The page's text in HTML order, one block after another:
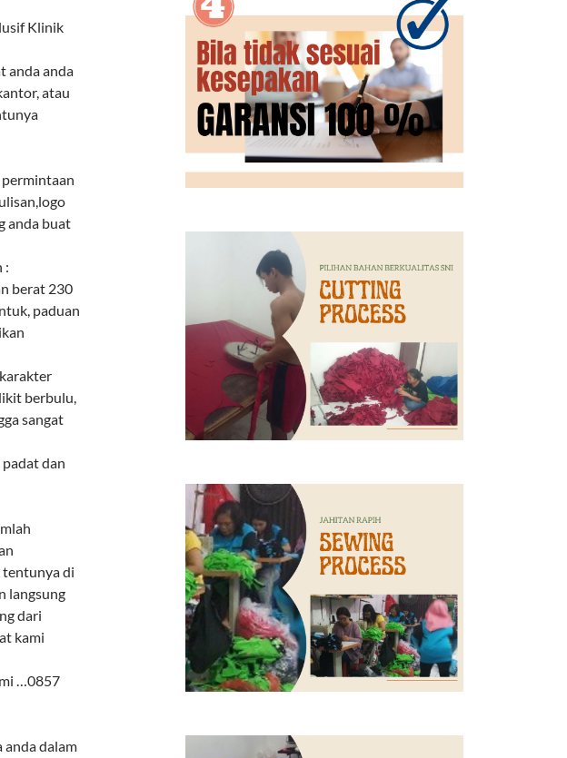
Klinik
anda anda
atau
anda buat
:
berat 230
paduan
berbulu,
sangat
dan
tentunya di
langsung
dari
kami
…0857
dalam